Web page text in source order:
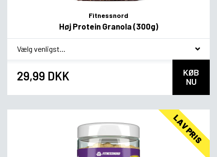
Fitnessnord
Høj Protein Granola (300g)
* Smagsvariant
29,99 DKK
KØB
NU
LAV PRIS